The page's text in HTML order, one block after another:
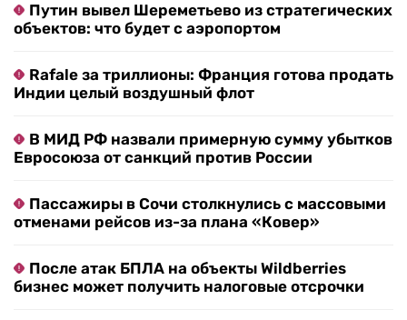
Путин вывел Шереметьево из стратегических
объектов: что будет с аэропортом
Rafale за триллионы: Франция готова продать
Индии целый воздушный флот
В МИД РФ назвали примерную сумму убытков
Евросоюза от санкций против России
Пассажиры в Сочи столкнулись с массовыми
отменами рейсов из-за плана «Ковер»
После атак БПЛА на объекты Wildberries
бизнес может получить налоговые отсрочки